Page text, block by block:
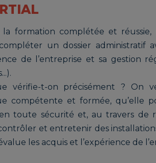
la formation complétée et
un dossier administratif
de l’entreprise et sa gestion
vérifie-t-on précisément ? On
compétente et formée, qu’elle
toute sécurité et, au travers de
et entretenir des
les acquis et l’expérience de